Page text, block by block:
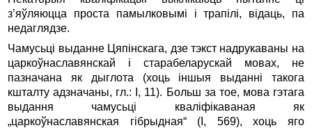
з’яўляюцца проста памылковымі і трапілі, відаць, па
недаглядзе.
Чамусьці выданне Цяпінскага, дзе тэкст надрукаваны на
царкоўнаславянскай і старабеларускай мовах, не
пазначана як дыглота (хоць іншыя выданні такога
кшталту адзначаны, гл.: I, 11). Больш за тое, мова гэтага
выдання чамусьці кваліфікаваная як
„царкоўнаславянская гібрыдная“ (I, 569), хоць яго